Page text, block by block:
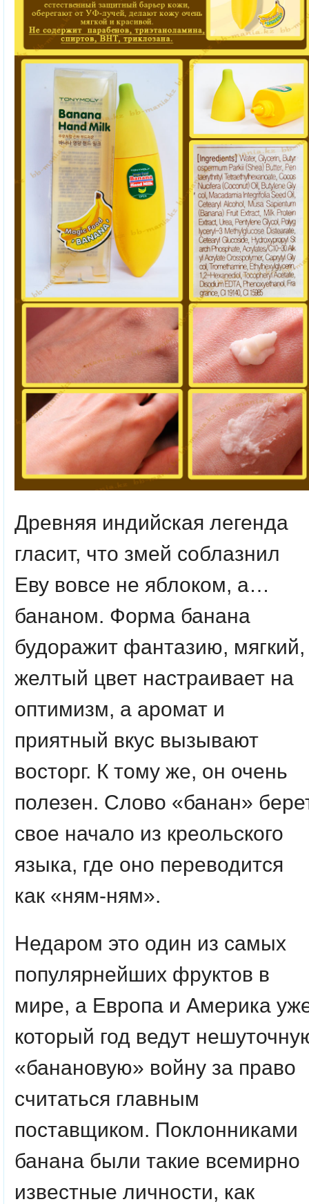
Древняя индийская легенда
гласит, что змей соблазнил
Еву вовсе не яблоком, а…
бананом. Форма банана
будоражит фантазию, мягкий,
желтый цвет настраивает на
оптимизм, а аромат и
приятный вкус вызывают
восторг. К тому же, он очень
полезен. Слово «банан»
свое начало из креольского
языка, где оно переводится
как «ням-ням».
Недаром это один из самых
популярнейших фруктов в
мире, а Европа и Америка
который год ведут
«банановую» войну за право
считаться главным
поставщиком. Поклонниками
банана были такие всемирно
известные личности, как